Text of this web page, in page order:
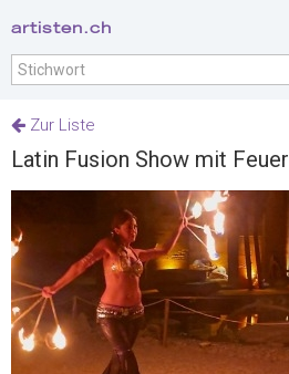
artisten.ch
Zur Liste
Latin Fusion Show mit Feuer